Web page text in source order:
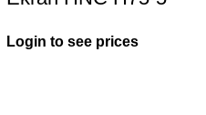
Login to see prices